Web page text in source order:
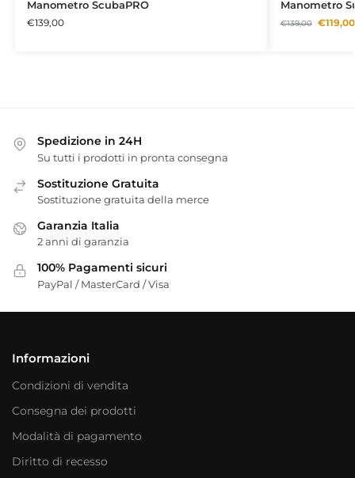
Manometro ScubaPRO
€139,00
Manometro
€139,00 €119,00
Spedizione in 24H
Su tutti i prodotti in pronta consegna
Sostituzione Gratuita
Sostituzione gratuita della merce
Garanzia Italia
2 anni di garanzia
100% Pagamenti sicuri
PayPal / MasterCard / Visa
Informazioni
Condizioni di vendita
Consegna dei prodotti
Modalità di pagamento
Diritto di recesso